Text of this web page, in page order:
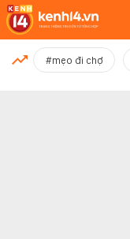
MỚI NHẤT
#mẹo đi chợ